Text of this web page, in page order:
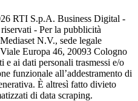
RTI S.p.A. Business Digital -
- Per la pubblicità
N.V., sede legale
Europa 46, 20093 Cologno
e ai dati personali trasmessi e/o
funzionale all’addestramento di
È altresì fatto divieto
di data scraping.